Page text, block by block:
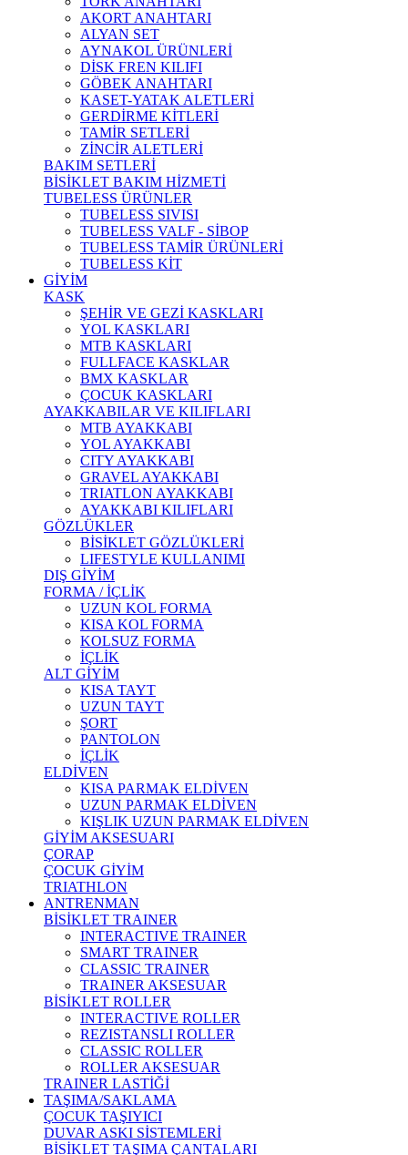
AKORT ANAHTARI
ALYAN SET
AYNAKOL ÜRÜNLERİ
DİSK FREN KILIFI
GÖBEK ANAHTARI
KASET-YATAK ALETLERİ
GERDİRME KİTLERİ
TAMİR SETLERİ
ZİNCİR ALETLERİ
BAKIM SETLERİ
BİSİKLET BAKIM HİZMETİ
TUBELESS ÜRÜNLER
TUBELESS SIVISI
TUBELESS VALF - SİBOP
TUBELESS TAMİR ÜRÜNLERİ
TUBELESS KİT
GİYİM
KASK
ŞEHİR VE GEZİ KASKLARI
YOL KASKLARI
MTB KASKLARI
FULLFACE KASKLAR
BMX KASKLAR
ÇOCUK KASKLARI
AYAKKABILAR VE KILIFLARI
MTB AYAKKABI
YOL AYAKKABI
CITY AYAKKABI
GRAVEL AYAKKABI
TRIATLON AYAKKABI
AYAKKABI KILIFLARI
GÖZLÜKLER
BİSİKLET GÖZLÜKLERİ
LIFESTYLE KULLANIMI
DIŞ GİYİM
FORMA / İÇLİK
UZUN KOL FORMA
KISA KOL FORMA
KOLSUZ FORMA
İÇLİK
ALT GİYİM
KISA TAYT
UZUN TAYT
ŞORT
PANTOLON
İÇLİK
ELDİVEN
KISA PARMAK ELDİVEN
UZUN PARMAK ELDİVEN
KIŞLIK UZUN PARMAK ELDİVEN
GİYİM AKSESUARI
ÇORAP
ÇOCUK GİYİM
TRIATHLON
ANTRENMAN
BİSİKLET TRAINER
INTERACTIVE TRAINER
SMART TRAINER
CLASSIC TRAINER
TRAINER AKSESUAR
BİSİKLET ROLLER
INTERACTIVE ROLLER
REZISTANSLI ROLLER
CLASSIC ROLLER
ROLLER AKSESUAR
TRAINER LASTİĞİ
TAŞIMA/SAKLAMA
ÇOCUK TAŞIYICI
DUVAR ASKI SİSTEMLERİ
BİSİKLET TAŞIMA ÇANTALARI